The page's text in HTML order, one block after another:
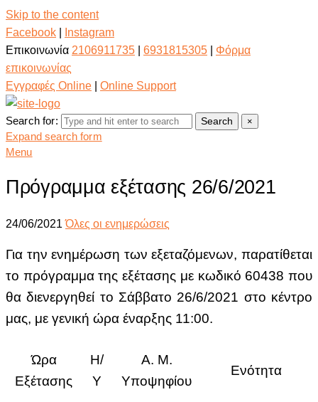
Skip to the content
Facebook
Instagram
Επικοινωνία 2106911735 6931815305
Φόρμα
επικοινωνίας
Εγγραφές Online
Online Support
Search for: Search ×
Expand search form
Menu
Πρόγραμμα εξέτασης 26/6/2021
24/06/2021 Όλες οι ενημερώσεις
Για την ενημέρωση των εξεταζόμενων, παρατίθεται
το πρόγραμμα της εξέτασης με κωδικό 60438 που
θα διενεργηθεί το Σάββατο 26/6/2021 στο κέντρο
μας, με γενική ώρα έναρξης 11:00.
Ώρα
Εξέτασης
Η/
Υ
Α. Μ.
Υποψηφίου
Ενότητα